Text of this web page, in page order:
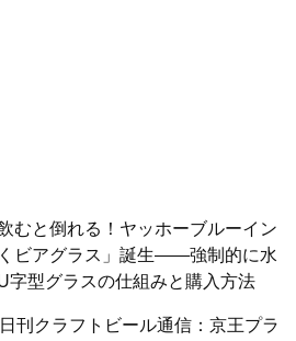
むと倒れる！ヤッホーブルーイン
ビアグラス」誕生——強制的に水
字型グラスの仕組みと購入方法
日刊クラフトビール通信：京王プラ